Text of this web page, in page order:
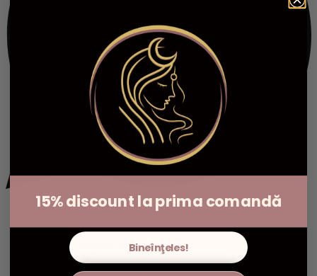
Descriere
Informații suplimentare
Recenzii (0)
15% discount la prima comandă
Bineînţeles!